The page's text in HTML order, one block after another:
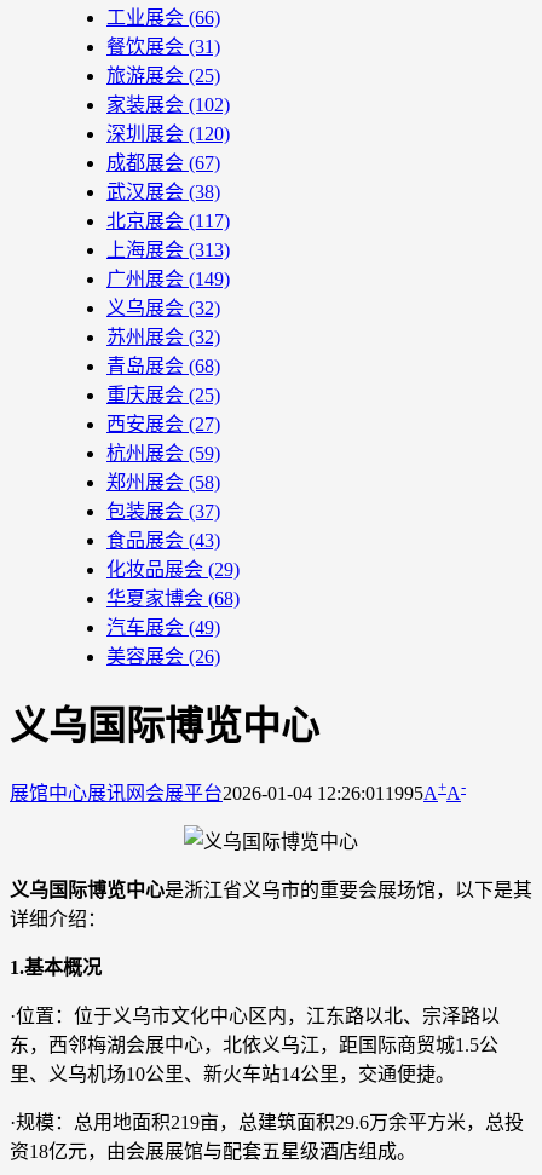
工业展会 (66)
餐饮展会 (31)
旅游展会 (25)
家装展会 (102)
深圳展会 (120)
成都展会 (67)
武汉展会 (38)
北京展会 (117)
上海展会 (313)
广州展会 (149)
义乌展会 (32)
苏州展会 (32)
青岛展会 (68)
重庆展会 (25)
西安展会 (27)
杭州展会 (59)
郑州展会 (58)
包装展会 (37)
食品展会 (43)
化妆品展会 (29)
华夏家博会 (68)
汽车展会 (49)
美容展会 (26)
义乌国际博览中心
展馆中心展讯网会展平台2026-01-04 12:26:01 1995A+A-
义乌国际博览中心是浙江省义乌市的重要会展场馆，以下是其
详细介绍：
1.基本概况
·位置：位于义乌市文化中心区内，江东路以北、宗泽路以
东，西邻梅湖会展中心，北依义乌江，距国际商贸城1.5公
里、义乌机场10公里、新火车站14公里，交通便捷。
·规模：总用地面积219亩，总建筑面积29.6万余平方米，总投
资18亿元，由会展展馆与配套五星级酒店组成。